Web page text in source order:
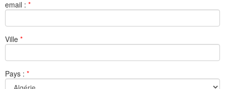
email : *
Ville *
Pays : *